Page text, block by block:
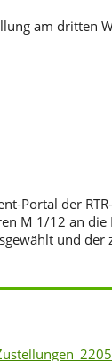
am dritten
Portal der
M 1/12 an
und